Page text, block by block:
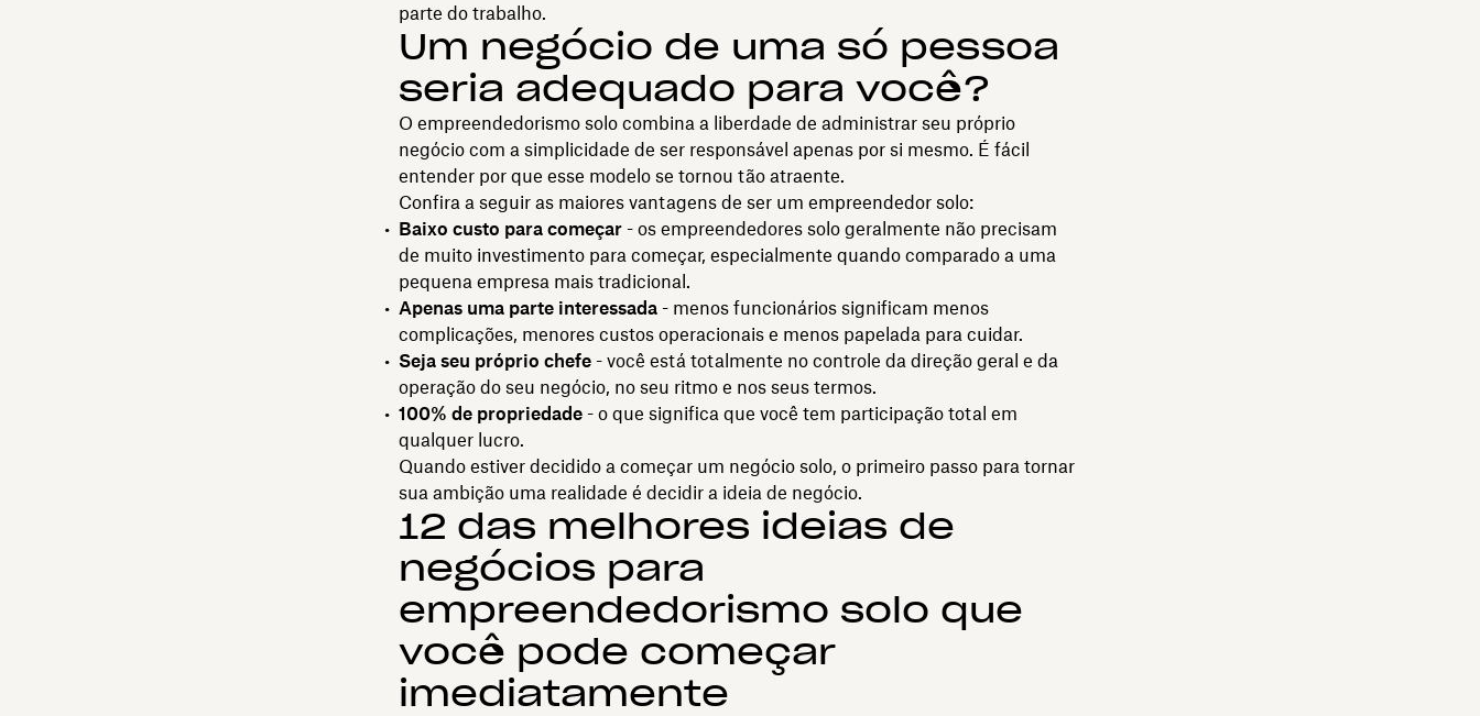
parte do trabalho.
Um negócio de uma só pessoa
seria adequado para você?
O empreendedorismo solo combina a liberdade de administrar seu próprio
negócio com a simplicidade de ser responsável apenas por si mesmo. É fácil
entender por que esse modelo se tornou tão atraente.
Confira a seguir as maiores vantagens de ser um empreendedor solo:
Baixo custo para começar- os empreendedores solo geralmente não precisam
de muito investimento para começar, especialmente quando comparado a uma
pequena empresa mais tradicional.
Apenas uma parte interessada- menos funcionários significam menos
complicações, menores custos operacionais e menos papelada para cuidar.
Seja seu próprio chefe- você está totalmente no controle da direção geral e da
operação do seu negócio, no seu ritmo e nos seus termos.
100% de propriedade- o que significa que você tem participação total em
qualquer lucro.
Quando estiver decidido a começar um negócio solo, o primeiro passo para tornar
sua ambição uma realidade é decidir a ideia de negócio.
12 das melhores ideias de
negócios para
empreendedorismo solo que
você pode começar
imediatamente